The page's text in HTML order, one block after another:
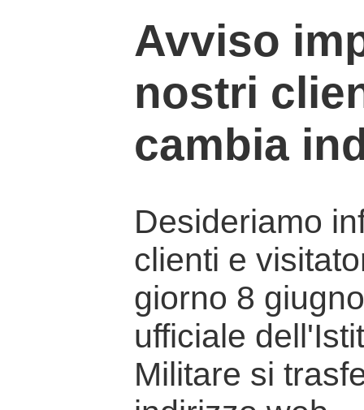
Avviso
nostri
cambia
Desideriamo
clienti e
giorno 8
ufficiale
Militare si